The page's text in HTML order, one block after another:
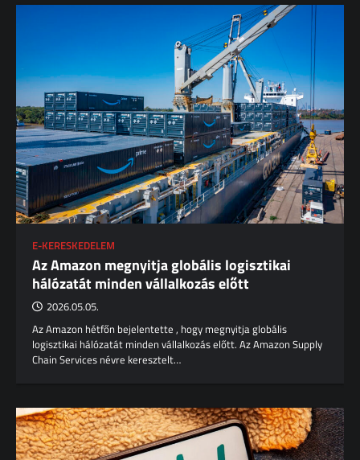
E-KERESKEDELEM
Az Amazon megnyitja globális logisztikai
hálózatát minden vállalkozás előtt
2026.05.05.
Az Amazon hétfőn bejelentette , hogy megnyitja globális
logisztikai hálózatát minden vállalkozás előtt. Az Amazon Supply
Chain Services névre keresztelt…